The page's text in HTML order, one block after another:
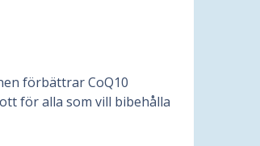
förbättrar CoQ10
för alla som vill bibehålla